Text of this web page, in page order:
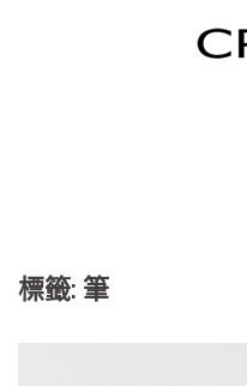
標籤: 筆